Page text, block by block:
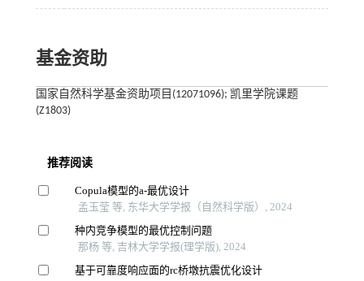
基金资助
国家自然科学基金资助项目(12071096); 凯里学院课题
(Z1803)